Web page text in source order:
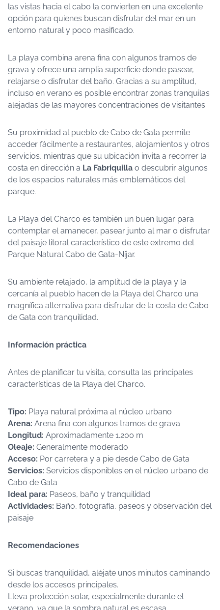
las vistas hacia el cabo la convierten en una excelente
opción para quienes buscan disfrutar del mar en un
entorno natural y poco masificado.
La playa combina arena fina con algunos tramos de
grava y ofrece una amplia superficie donde pasear,
relajarse o disfrutar del baño. Gracias a su amplitud,
incluso en verano es posible encontrar zonas tranquilas
alejadas de las mayores concentraciones de visitantes.
Su proximidad al pueblo de Cabo de Gata permite
acceder fácilmente a restaurantes, alojamientos y otros
servicios, mientras que su ubicación invita a recorrer la
costa en dirección a La Fabriquilla o descubrir algunos
de los espacios naturales más emblemáticos del
parque.
La Playa del Charco es también un buen lugar para
contemplar el amanecer, pasear junto al mar o disfrutar
del paisaje litoral característico de este extremo del
Parque Natural Cabo de Gata-Níjar.
Su ambiente relajado, la amplitud de la playa y la
cercanía al pueblo hacen de la Playa del Charco una
magnífica alternativa para disfrutar de la costa de Cabo
de Gata con tranquilidad.
Información práctica
Antes de planificar tu visita, consulta las principales
características de la Playa del Charco.
Tipo: Playa natural próxima al núcleo urbano
Arena: Arena fina con algunos tramos de grava
Longitud: Aproximadamente 1.200 m
Oleaje: Generalmente moderado
Acceso: Por carretera y a pie desde Cabo de Gata
Servicios: Servicios disponibles en el núcleo urbano de
Cabo de Gata
Ideal para: Paseos, baño y tranquilidad
Actividades: Baño, fotografía, paseos y observación del
paisaje
Recomendaciones
Si buscas tranquilidad, aléjate unos minutos caminando
desde los accesos principales.
Lleva protección solar, especialmente durante el